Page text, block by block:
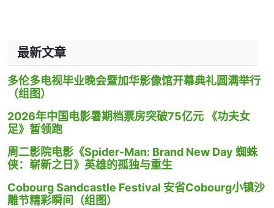
最新文章
多伦多电视毕业晚会暨加华影像馆开幕典礼圆满举行
（组图）
2026年中国电影暑期档票房突破75亿元 《功夫女
足》暂领跑
周二影院电影《Spider-Man: Brand New Day 蜘蛛
侠：崭新之日》英雄的孤独与重生
Cobourg Sandcastle Festival 安省Cobourg小镇沙
雕节精彩瞬间（组图）